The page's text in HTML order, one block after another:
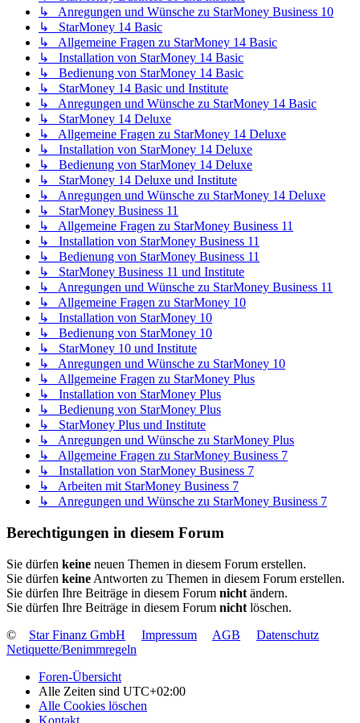
↳ Anregungen und Wünsche zu StarMoney Business 10
↳ StarMoney 14 Basic
↳ Allgemeine Fragen zu StarMoney 14 Basic
↳ Installation von StarMoney 14 Basic
↳ Bedienung von StarMoney 14 Basic
↳ StarMoney 14 Basic und Institute
↳ Anregungen und Wünsche zu StarMoney 14 Basic
↳ StarMoney 14 Deluxe
↳ Allgemeine Fragen zu StarMoney 14 Deluxe
↳ Installation von StarMoney 14 Deluxe
↳ Bedienung von StarMoney 14 Deluxe
↳ StarMoney 14 Deluxe und Institute
↳ Anregungen und Wünsche zu StarMoney 14 Deluxe
↳ StarMoney Business 11
↳ Allgemeine Fragen zu StarMoney Business 11
↳ Installation von StarMoney Business 11
↳ Bedienung von StarMoney Business 11
↳ StarMoney Business 11 und Institute
↳ Anregungen und Wünsche zu StarMoney Business 11
↳ Allgemeine Fragen zu StarMoney 10
↳ Installation von StarMoney 10
↳ Bedienung von StarMoney 10
↳ StarMoney 10 und Institute
↳ Anregungen und Wünsche zu StarMoney 10
↳ Allgemeine Fragen zu StarMoney Plus
↳ Installation von StarMoney Plus
↳ Bedienung von StarMoney Plus
↳ StarMoney Plus und Institute
↳ Anregungen und Wünsche zu StarMoney Plus
↳ Allgemeine Fragen zu StarMoney Business 7
↳ Installation von StarMoney Business 7
↳ Arbeiten mit StarMoney Business 7
↳ Anregungen und Wünsche zu StarMoney Business 7
Berechtigungen in diesem Forum
Sie dürfen keine neuen Themen in diesem Forum erstellen.
Sie dürfen keine Antworten zu Themen in diesem Forum erstellen.
Sie dürfen Ihre Beiträge in diesem Forum nicht ändern.
Sie dürfen Ihre Beiträge in diesem Forum nicht löschen.
©
Star Finanz GmbH Impressum AGB
Datenschutz
Netiquette/Benimmregeln
Foren-Übersicht
Alle Zeiten sind UTC+02:00
Alle Cookies löschen
Kontakt